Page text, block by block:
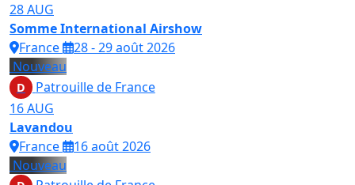
28AUG
Somme International Airshow
France
28 - 29 août 2026
Nouveau
D
Patrouille de France
16AUG
Lavandou
France
16 août 2026
Nouveau